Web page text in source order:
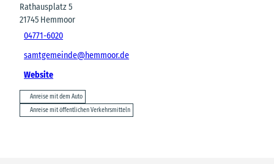
Rathausplatz 5
21745 Hemmoor
04771-6020
samtgemeinde@hemmoor.de
Website
Anreise mit dem Auto
Anreise mit öffentlichen Verkehrsmitteln